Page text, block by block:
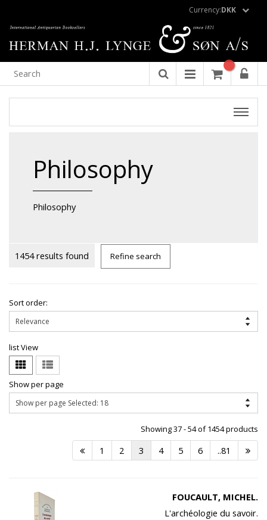
Currency:DKK
Philosophy
Philosophy
1454 results found Refine search
Sort order:
list View
Show per page
Showing 37 - 54 of 1454 products
1 2 3 4 5 6 ..81
FOUCAULT, MICHEL.
L'archéologie du savoir.